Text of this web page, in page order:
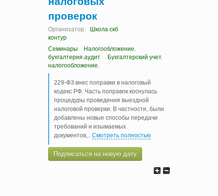
проверок
Организатор:
Школа скб
контур
Семинары
Налогообложение.
бухгалтерия.аудит
Бухгалтерский учет.
налогообложение.
229-ФЗ внес поправки в налоговый
кодекс РФ. Часть поправок коснулась
процедуры проведения выездной
налоговой проверки. В частности, были
добавлены новые способы передачи
требований и изымаемых
документов,.. Смотреть полностью
Подписаться на новую дату